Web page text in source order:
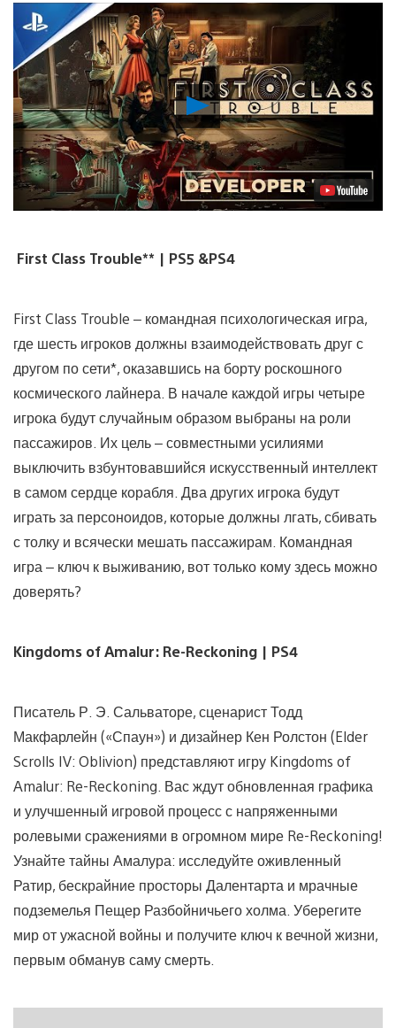
Воспроизвести
видео
First Class Trouble** | PS5 &PS4
First Class Trouble – командная психологическая игра,
где шесть игроков должны взаимодействовать друг с
другом по сети*, оказавшись на борту роскошного
космического лайнера. В начале каждой игры четыре
игрока будут случайным образом выбраны на роли
пассажиров. Их цель – совместными усилиями
выключить взбунтовавшийся искусственный интеллект
в самом сердце корабля. Два других игрока будут
играть за персоноидов, которые должны лгать, сбивать
с толку и всячески мешать пассажирам. Командная
игра – ключ к выживанию, вот только кому здесь можно
доверять?
Kingdoms of Amalur: Re-Reckoning | PS4
Писатель Р. Э. Сальваторе, сценарист Тодд
Макфарлейн («Спаун») и дизайнер Кен Ролстон (Elder
Scrolls IV: Oblivion) представляют игру Kingdoms of
Amalur: Re-Reckoning. Вас ждут обновленная графика
и улучшенный игровой процесс с напряженными
ролевыми сражениями в огромном мире Re-Reckoning!
Узнайте тайны Амалура: исследуйте оживленный
Ратир, бескрайние просторы Далентарта и мрачные
подземелья Пещер Разбойничьего холма. Уберегите
мир от ужасной войны и получите ключ к вечной жизни,
первым обманув саму смерть.